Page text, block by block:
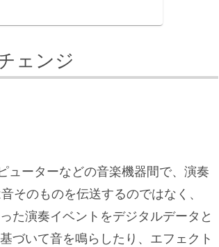
ェンジ
ューターなどの音楽機器間で、演奏
そのものを伝送するのではなく、
た演奏イベントをデジタルデータと
づいて音を鳴らしたり、エフェクト